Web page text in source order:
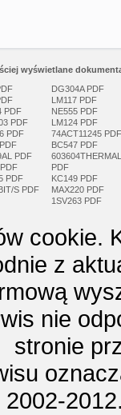
wyświetlane
PDF
PDF
PDF
PDF
PDF
S PDF
DG304A PDF
LM117 PDF
NE555 PDF
LM124 PDF
74ACT11245 PDF
BC547 PDF
603604THERMAL
PDF
KC149 PDF
MAX220 PDF
1SV263 PDF
cookie.
z
nie
stronie